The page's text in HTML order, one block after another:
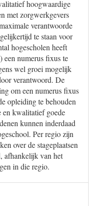
hoogwaardige
met zorgwerkgevers
verantwoorde
te staan voor
hogescholen heeft
een numerus fixus te
wel groei mogelijk
verantwoord. De
om een numerus fixus
opleiding te behouden
en kwalitatief goede
kunnen inderdaad
Per regio zijn
over de stageplaatsen
afhankelijk van het
in die regio.